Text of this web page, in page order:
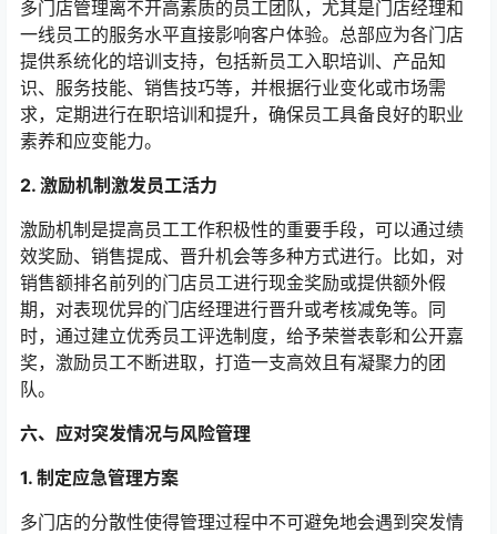
多门店管理离不开高素质的员工团队，尤其是门店经理和
一线员工的服务水平直接影响客户体验。总部应为各门店
提供系统化的培训支持，包括新员工入职培训、产品知
识、服务技能、销售技巧等，并根据行业变化或市场需
求，定期进行在职培训和提升，确保员工具备良好的职业
素养和应变能力。
2. 激励机制激发员工活力
激励机制是提高员工工作积极性的重要手段，可以通过绩
效奖励、销售提成、晋升机会等多种方式进行。比如，对
销售额排名前列的门店员工进行现金奖励或提供额外假
期，对表现优异的门店经理进行晋升或考核减免等。同
时，通过建立优秀员工评选制度，给予荣誉表彰和公开嘉
奖，激励员工不断进取，打造一支高效且有凝聚力的团
队。
六、应对突发情况与风险管理
1. 制定应急管理方案
多门店的分散性使得管理过程中不可避免地会遇到突发情